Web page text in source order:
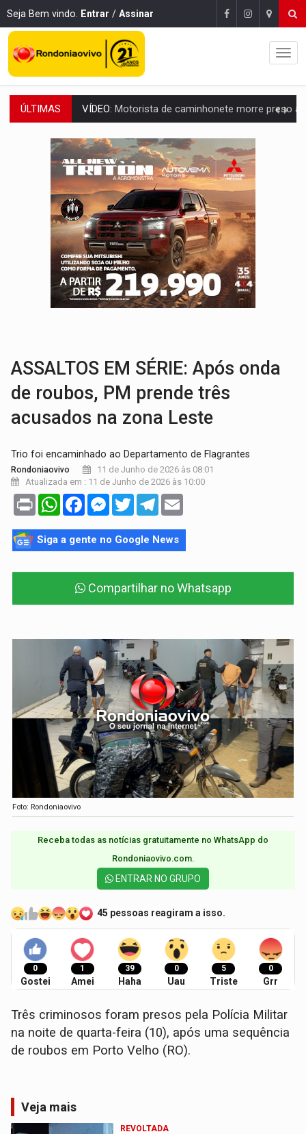
Seja Bem vindo. Entrar / Assinar
ÚLTIMAS LAZER:Seis lugares gratuitos para aproveitar o fim de semana
VÍDEO:FTICCO e Força Tática prendem membro do CV com arma e drogas
INCLUSÃO:Prefeitura fortalece parceria com a APAE para ampliar ações
DEFESA:Exército testa inovações no combate a drones durante
TEMAS SOCIOAMBIENTAIS:Em Itapuã do Oeste, CINEMAZÔNIA leva cinema
PREVISÃO:Interior de Rondônia terá sábado (8) de calor intenso
INFRAESTRUTURA:Após quase 30 anos de espera, asfalto chega ao
A ILHA:Coreografia de Rondônia estreia na programação do Festival de
Motorista de caminhonete morre preso às ferragens em colisão
ASSALTOS EM SÉRIE: Após onda
de roubos, PM prende três
acusados na zona Leste
Trio foi encaminhado ao Departamento de Flagrantes
Rondoniaovivo
11 de Junho de 2026 às 08:01
Atualizada em : 11 de Junho de 2026 às 10:00
Print WhatsAppFacebookMessenger
TwitterTelegram
Siga a gente no Google News
Compartilhar no Whatsapp
Foto: Rondoniaovivo
Receba todas as notícias gratuitamente no WhatsApp do
Rondoniaovivo.com.​
ENTRAR NO GRUPO
45 pessoas reagiram a isso.
0
Gostei
1
Amei
39
Haha
0
Uau
5
Triste
0
Grr
Três criminosos foram presos pela Polícia Militar
na noite de quarta-feira (10), após uma sequência
de roubos em Porto Velho (RO).
Veja mais
REVOLTADA